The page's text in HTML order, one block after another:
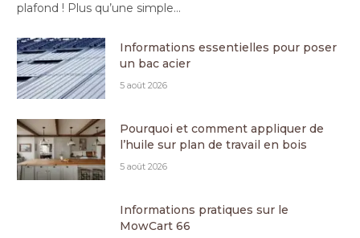
plafond ! Plus qu’une simple…
Informations essentielles pour poser
un bac acier
5 août 2026
Pourquoi et comment appliquer de
l’huile sur plan de travail en bois
5 août 2026
Informations pratiques sur le
MowCart 66